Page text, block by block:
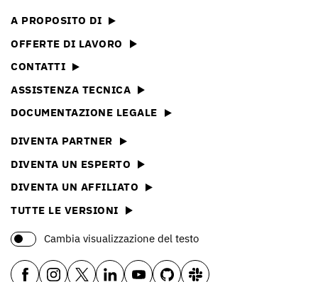
A PROPOSITO DI
OFFERTE DI LAVORO
CONTATTI
ASSISTENZA TECNICA
DOCUMENTAZIONE LEGALE
DIVENTA PARTNER
DIVENTA UN ESPERTO
DIVENTA UN AFFILIATO
TUTTE LE VERSIONI
Cambia visualizzazione del testo